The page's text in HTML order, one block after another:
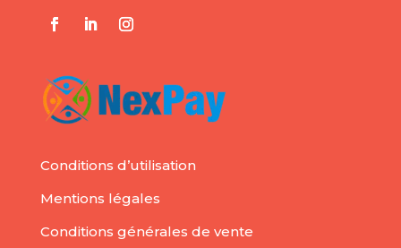
Conditions d’utilisation
Mentions légales
Conditions générales de vente